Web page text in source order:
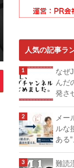
人気の記事ラ
なぜ
んだ
発さ
メー
ルな
ある
難読